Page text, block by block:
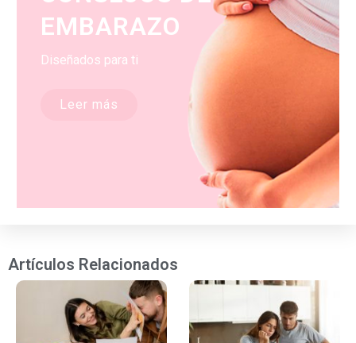
EMBARAZO
Diseñados para ti
Leer más
Artículos Relacionados